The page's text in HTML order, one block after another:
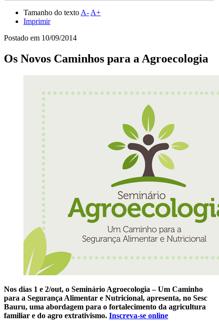
Tamanho do texto A- A+
Imprimir
Postado em 10/09/2014
Os Novos Caminhos para a Agroecologia
Nos dias 1 e 2/out, o Seminário Agroecologia – Um Caminho
para a Segurança Alimentar e Nutricional, apresenta, no Sesc
Bauru, uma abordagem para o fortalecimento da agricultura
familiar e do agro extrativismo. Inscreva-se online